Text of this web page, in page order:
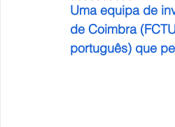
União Europeia
Uma equipa de
de Coimbra
português) que